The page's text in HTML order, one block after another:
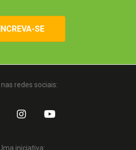
INCREVA-SE
redes sociais:
iniciativa: